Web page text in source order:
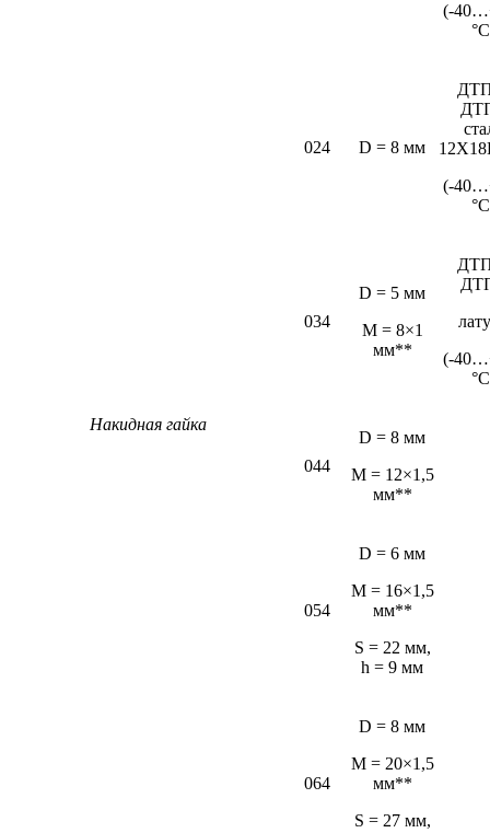
(-
024 D = 8 мм
(-
Накидная гайка
034
D = 5 мм
М = 8×1
мм**
(-
044
D = 8 мм
M = 12×1,5
мм**
054
D = 6 мм
М = 16×1,5
мм**
S = 22 мм,
h = 9 мм
064
D = 8 мм
M = 20×1,5
мм**
S = 27 мм,